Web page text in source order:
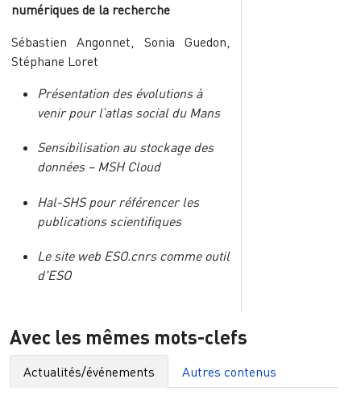
numériques de la recherche
Sébastien Angonnet, Sonia Guedon,
Stéphane Loret
Présentation des évolutions à
venir pour l’atlas social du Mans
Sensibilisation au stockage des
données – MSH Cloud
Hal-SHS pour référencer les
publications scientifiques
Le site web ESO.cnrs comme outil
d'ESO
Avec les mêmes mots-clefs
Actualités/événements Autres contenus